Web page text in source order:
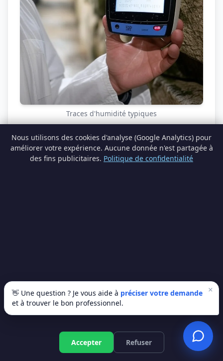
Nous utilisons des cookies d'analyse (Google Analytics) pour
améliorer votre expérience. Aucune donnée n'est partagée à
des fins publicitaires. Politique de confidentialité
Accepter Refuser
Traces d'humidité typiques
À Dinant, vous cherchez un professionnel
qualifié ? Trop souvent, les gens repeignent par-
dessus ou posent un nouveau revêtement sans
faut faire les bons diagnostics d'abord.
"L'humidité ne part jamais toute seule. Plus vous
attendez, plus les dégâts s'étendent. Une
expertise rapide permet souvent d'éviter des
travaux beaucoup plus lourds."
Devis gratuit
×
👋 Une question ? Je vous aide à préciser votre demande
et à trouver le bon professionnel.